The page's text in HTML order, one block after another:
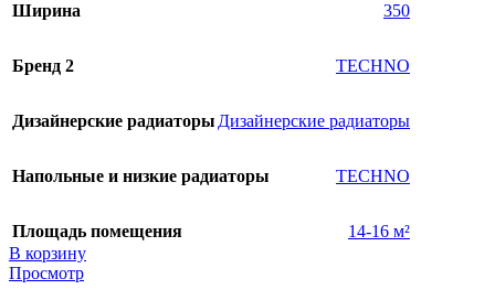
Ширина 350
Бренд 2 TECHNO
Дизайнерские радиаторы Дизайнерские радиаторы
Напольные и низкие радиаторы TECHNO
Площадь помещения
14-16 м²
В корзину
Просмотр